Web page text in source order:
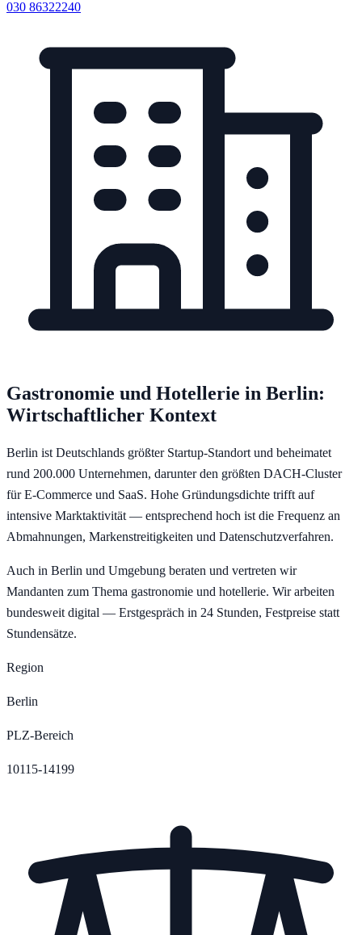
030 86322240
Gastronomie und Hotellerie in Berlin:
Wirtschaftlicher Kontext
Berlin ist Deutschlands größter Startup-Standort und beheimatet
rund 200.000 Unternehmen, darunter den größten DACH-Cluster
für E-Commerce und SaaS. Hohe Gründungsdichte trifft auf
intensive Marktaktivität — entsprechend hoch ist die Frequenz an
Abmahnungen, Markenstreitigkeiten und Datenschutzverfahren.
Auch in Berlin und Umgebung beraten und vertreten wir
Mandanten zum Thema gastronomie und hotellerie. Wir arbeiten
bundesweit digital — Erstgespräch in 24 Stunden, Festpreise statt
Stundensätze.
Region
Berlin
PLZ-Bereich
10115-14199